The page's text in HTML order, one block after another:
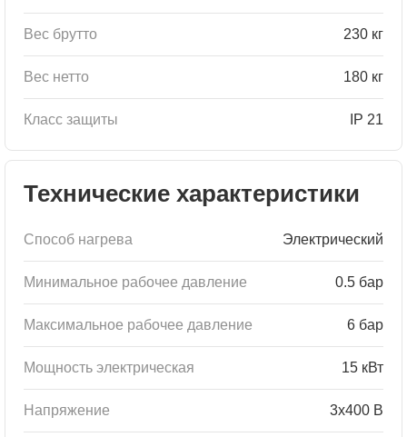
Вес брутто 230 кг
Вес нетто 180 кг
Класс защиты IP 21
Технические характеристики
Способ нагрева Электрический
Минимальное рабочее давление 0.5 бар
Максимальное рабочее давление 6 бар
Мощность электрическая 15 кВт
Напряжение 3х400 В